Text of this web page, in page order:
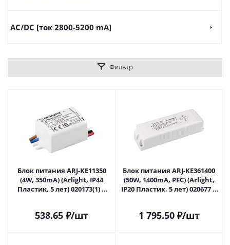
AC/DC [ток 2800-5200 mA]
Фильтр
Блок питания ARJ-KE11350
(4W, 350mA) (Arlight, IP44
Пластик, 5 лет) 020173(1) в
538.65 ₽/шт
Блок питания ARJ-KE361400
(50W, 1400mA, PFC) (Arlight,
IP20 Пластик, 5 лет) 020677 в
1 795.50₽/шт